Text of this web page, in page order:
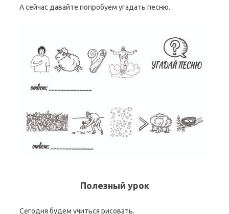
А сейчас давайте попробуем угадать песню.
Полезный урок
Сегодня будем учиться рисовать.